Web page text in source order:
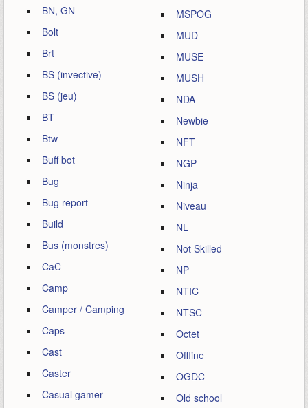
BN, GN
Bolt
Brt
BS (invective)
BS (jeu)
BT
Btw
Buff bot
Bug
Bug report
Build
Bus (monstres)
CaC
Camp
Camper / Camping
Caps
Cast
Caster
Casual gamer
MSPOG
MUD
MUSE
MUSH
NDA
Newbie
NFT
NGP
Ninja
Niveau
NL
Not Skilled
NP
NTIC
NTSC
Octet
Offline
OGDC
Old school